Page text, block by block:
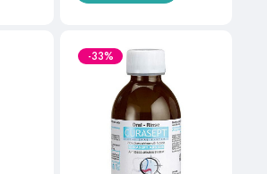
-33%